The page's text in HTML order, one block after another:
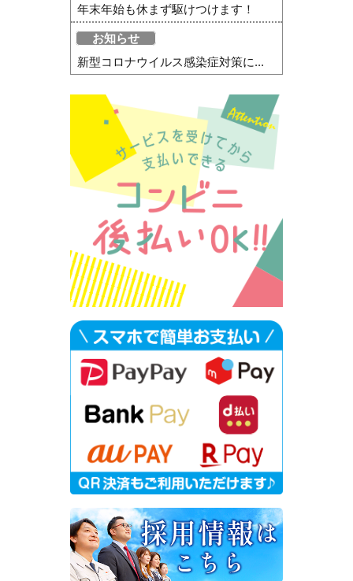
年末年始も休まず駆けつけます！
お知らせ
新型コロナウイルス感染症対策に...